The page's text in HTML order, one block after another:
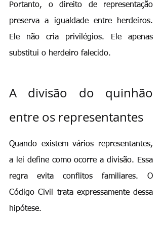
Portanto, o direito de representação
preserva a igualdade entre herdeiros.
Ele não cria privilégios. Ele apenas
substitui o herdeiro falecido.
A divisão do quinhão
entre os representantes
Quando existem vários representantes,
a lei define como ocorre a divisão. Essa
regra evita conflitos familiares. O
Código Civil trata expressamente dessa
hipótese.